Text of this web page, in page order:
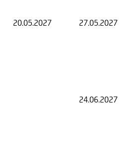
20.05.2027 27.05.2027
24.06.2027